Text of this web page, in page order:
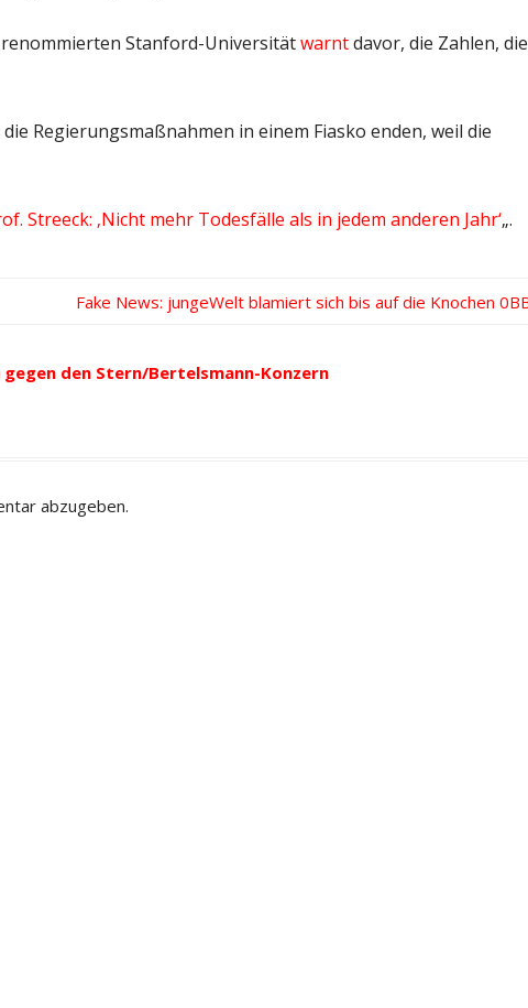
renommierten Stanford-Universitätwarntdavor, die Zahlen, die
Regierungsmaßnahmen in einem Fiasko enden, weil die
Streeck: ‚Nicht mehr Todesfälle als in jedem anderen Jahr‘„.
Nächster
Fake News: jungeWelt blamiert sich bis auf die Knochen
den Stern/Bertelsmann-Konzern
abzugeben.